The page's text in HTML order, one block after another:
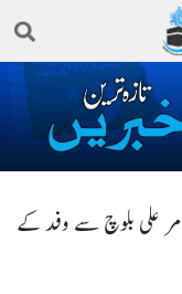
علی بلوچ سے وفد کے